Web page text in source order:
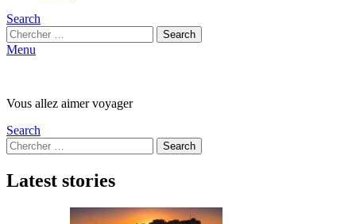
Search
Search
for:
Search
Menu
Vous allez aimer voyager
Search
Search
for:
Search
Latest stories